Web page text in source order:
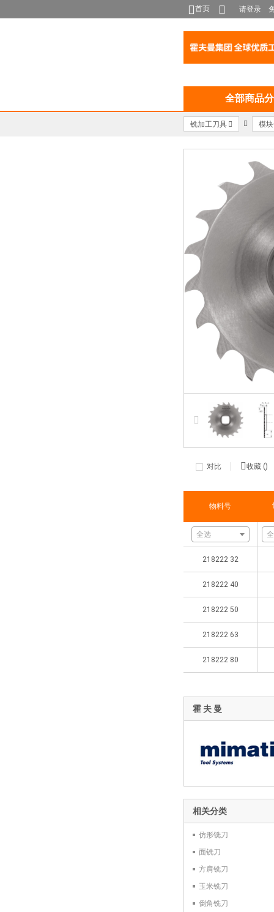
首页 请登录
全部商品
铣加工刀具 模
对比 收藏 ()
物料号
全选
218222 32
218222 40
218222 50
218222 63
218222 80
霍 夫 曼
相关分类
仿形铣刀
面铣刀
方肩铣刀
玉米铣刀
倒角铣刀